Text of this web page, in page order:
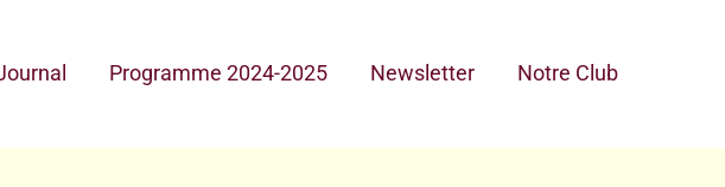
Programme 2024-2025 Newsletter Notre Club